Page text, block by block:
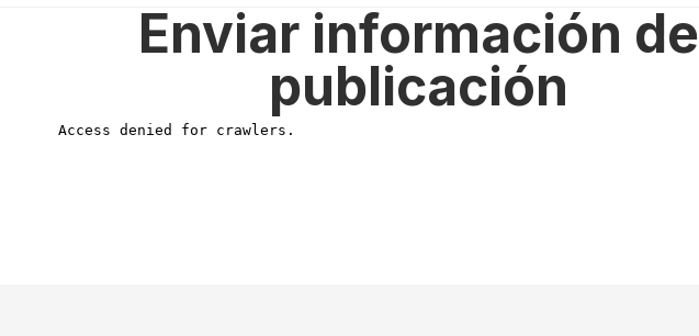
Enviar información de
publicación